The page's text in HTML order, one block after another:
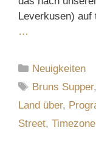
Leverkusen)
…
Kategorien
Neuigkeiten
Schlagwörter
Bruns Supper,
Land über,
Street,